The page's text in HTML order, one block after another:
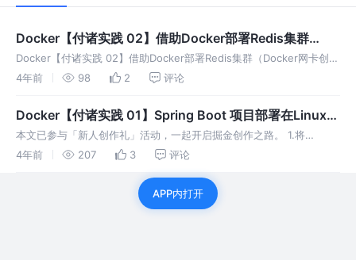
Docker【付诸实践 02】借助Docker部署Redis集群
（Docker网卡创建+6个Redis集群搭建shell脚本）
Docker【付诸实践 02】借助Docker部署Redis集群（Docker网卡创建
+6个Redis集群搭建shell脚本）
4年前 98 2 评论
Docker【付诸实践 01】Spring Boot 项目部署在Linux环
境下的Docker容器内举例（任务调度系统 xxl-job 任务调
度中心）（手动版）
本文已参与「新人创作礼」活动，一起开启掘金创作之路。 1.将
SpringBoot项目打jar包 这里打包的是xxl-job任务调度系统的调度器。
4年前 207 3 评论
APP内打开